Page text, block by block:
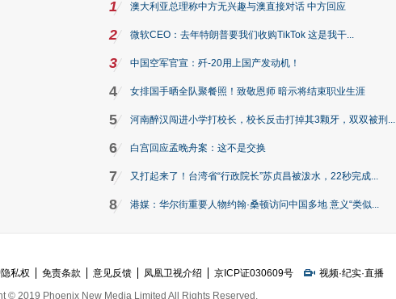
1 澳大利亚总理称中方无兴趣与澳直接对话 中方回应
2 微软CEO：去年特朗普要我们收购TikTok 这是我干...
3 中国空军官宣：歼-20用上国产发动机！
4 女排国手晒全队聚餐照！致敬恩师 暗示将结束职业生涯
5 河南醉汉闯进小学打校长，校长反击打掉其3颗牙，双双被刑...
6 白宫回应孟晚舟案：这不是交换
7 又打起来了！台湾省“行政院长”苏贞昌被泼水，22秒完成...
8 港媒：华尔街重要人物约翰·桑顿访问中国多地 意义“类似...
私权 免责条款 意见反馈 凤凰卫视介绍 京ICP证030609号 视频·纪实·直播
© 2019 Phoenix New Media Limited All Rights Reserved.